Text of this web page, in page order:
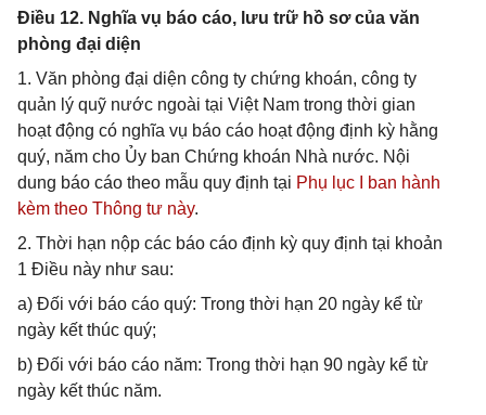
Điều 12. Nghĩa vụ báo cáo, lưu trữ hồ sơ của văn
phòng đại diện
1. Văn phòng đại diện công ty chứng khoán, công ty
quản lý quỹ nước ngoài tại Việt Nam trong thời gian
hoạt động có nghĩa vụ báo cáo hoạt động định kỳ hằng
quý, năm cho Ủy ban Chứng khoán Nhà nước. Nội
dung báo cáo theo mẫu quy định tại Phụ lục I ban hành
kèm theo Thông tư này.
2. Thời hạn nộp các báo cáo định kỳ quy định tại khoản
1 Điều này như sau:
a) Đối với báo cáo quý: Trong thời hạn 20 ngày kể từ
ngày kết thúc quý;
b) Đối với báo cáo năm: Trong thời hạn 90 ngày kể từ
ngày kết thúc năm.